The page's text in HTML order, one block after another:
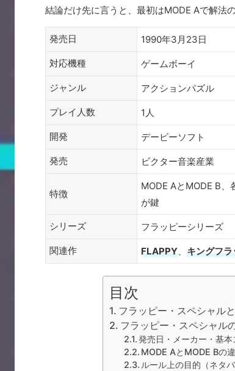
結論だけ先に言うと、最初はMODE Aで解法
発売日 1990年3月23日
対応機種 ゲームボーイ
ジャンル アクションパズル
プレイ人数 1人
開発 デービーソフト
発売 ビクター音楽産業
特徴
MODE AとMODE B
が鍵
シリーズ フラッピーシリーズ
関連作 FLAPPY、 キングフラ
目次
フラッピー・スペシャル
フラッピー・スペシャル
発売日・メーカー・基本
MODE AとMODE Bの
ルール上の目的（ネタバ